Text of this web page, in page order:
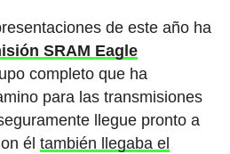
de este año ha
SRAM Eagle
completo que ha
para las transmisiones
llegue pronto a
él también llegaba el